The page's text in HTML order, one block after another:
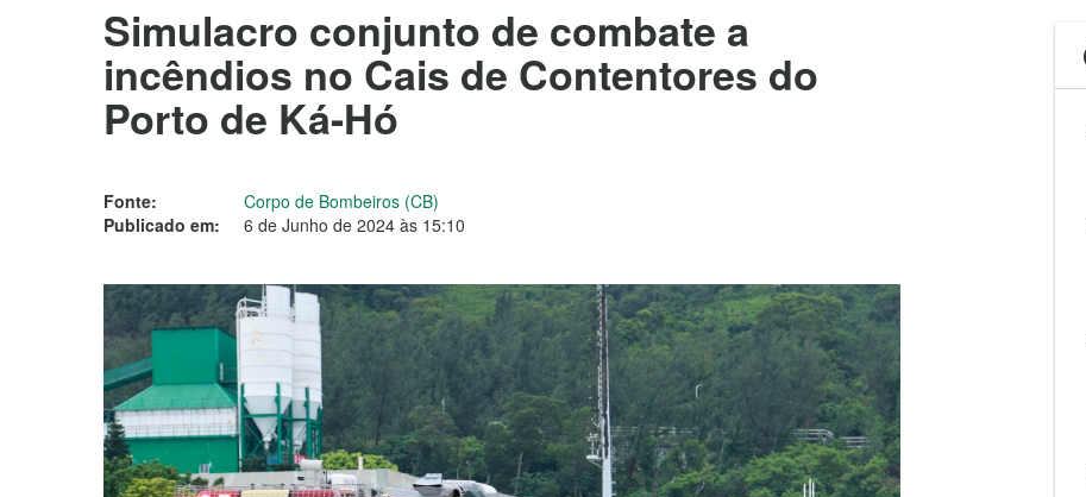
Simulacro conjunto de combate a
incêndios no Cais de Contentores do
Porto de Ká-Hó
Fonte:
Corpo de Bombeiros (CB)
Publicado em:
6 de Junho de 2024 às 15:10